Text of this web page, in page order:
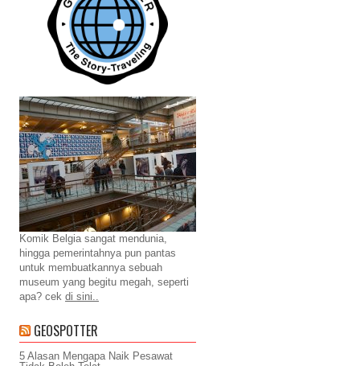
Komik Belgia sangat mendunia,
hingga pemerintahnya pun pantas
untuk membuatkannya sebuah
museum yang begitu megah, seperti
apa? cek di sini..
GEOSPOTTER
5 Alasan Mengapa Naik Pesawat